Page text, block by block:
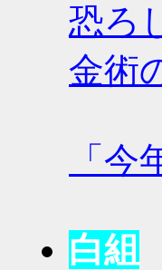
恐ろ
金術
「
白組